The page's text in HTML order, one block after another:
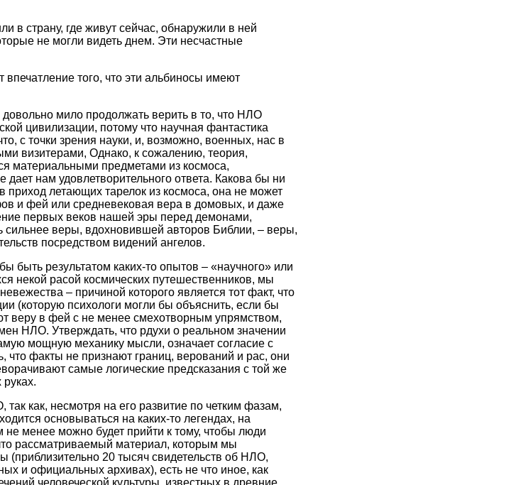
в страну, где живут сейчас, обнаружили в ней
не могли видеть днем. Эти несчастные
впечатление того, что эти альбиносы имеют
мило продолжать верить в то, что НЛО
цивилизации, потому что научная фантастика
с точки зрения науки, и, возможно, военных, нас в
визитерами, Однако, к сожалению, теория,
материальными предметами из космоса,
нам удовлетворительного ответа. Какова бы ни
летающих тарелок из космоса, она не может
и фей или средневековая вера в домовых, и даже
первых веков нашей эры перед демонами,
веры, вдохновившей авторов Библии, – веры,
посредством видений ангелов.
быть результатом каких-то опытов – «научного» или
некой расой космических путешественников, мы
– причиной которого является тот факт, что
(которую психологи могли бы объяснить, если бы
в фей с не менее смехотворным упрямством,
НЛО. Утверждать, что рдухи о реальном значении
мощную механику мысли, означает согласие с
факты не признают границ, верований и рас, они
самые логические предсказания с той же
как, несмотря на его развитие по четким фазам,
основываться на каких-то легендах, на
не менее можно будет прийти к тому, чтобы люди
рассматриваемый материал, которым мы
20 тысяч свидетельств об НЛО,
и официальных архивах), есть не что иное, как
человеческой культуры, известных в древние